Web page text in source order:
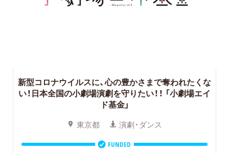
新型コロナウイルスに、心の豊かさまで奪われたくな
い！日本全国の小劇場演劇を守りたい！！ 「小劇場エイ
ド基金」
東京都 演劇・ダンス
FUNDED